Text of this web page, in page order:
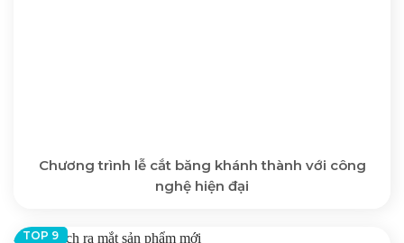
Chương trình lễ cắt băng khánh thành với công
nghệ hiện đại